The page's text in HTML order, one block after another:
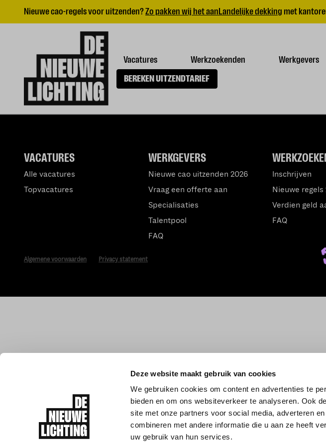
Deze website maakt gebruik van cookies
We gebruiken cookies om content en advertenties te
bieden en om ons websiteverkeer te analyseren. Ook
site met onze partners voor social media, adverteren
combineren met andere informatie die u aan ze heeft
uw gebruik van hun services.
Nieuwe cao-regels voor uitzenden?Zo pakken wij het aanLandelijke dekking met
Vacatures Werkzoekenden Werkgevers
BEREKEN UITZENDTARIEF
Inschrijven
Nieuwe regels
Verdien geld
FAQ
WERKGEVERS
Nieuwe cao uitzenden 2026
Vraag een offerte aan
Specialisaties
Talentpool
FAQ
VACATURES
Alle vacatures
Topvacatures
Algemene voorwaarden Privacy statement